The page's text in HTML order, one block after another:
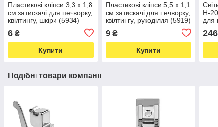
Пластикові кліпси 3,3 x 1,8
см затискачі для печворку,
квілтингу, шкіри (5934)
6 ₴
Купити
Пластикові кліпси 5,5 x 1,1
см затискачі для печворку,
квілтингу, рукоділля (5919)
9₴
Купити
H-
для
246
Подібні товари компанії